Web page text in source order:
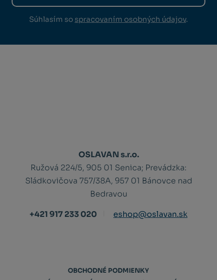
Súhlasím so spracovaním osobných údajov.
OSLAVAN s.r.o.
Ružová 224/5, 905 01 Senica; Prevádzka:
Sládkovičova 757/38A, 957 01 Bánovce nad
Bedravou
+421 917 233 020
eshop@oslavan.sk
OBCHODNÉ PODMIENKY